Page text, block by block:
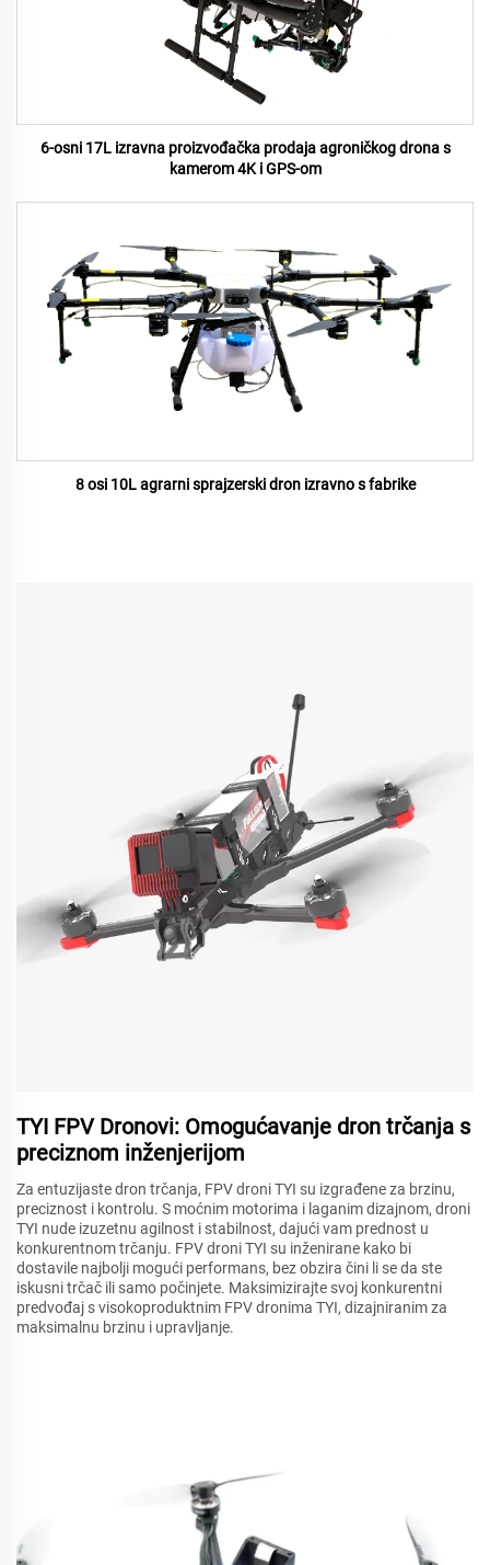
6-osni 17L izravna proizvođačka prodaja agroničkog drona s
kamerom 4K i GPS-om
8 osi 10L agrarni sprajzerski dron izravno s fabrike
TYI FPV Dronovi: Omogućavanje dron trčanja s
preciznom inženjerijom
Za entuzijaste dron trčanja, FPV droni TYI su izgrađene za brzinu,
preciznost i kontrolu. S moćnim motorima i laganim dizajnom, droni
TYI nude izuzetnu agilnost i stabilnost, dajući vam prednost u
konkurentnom trčanju. FPV droni TYI su inženirane kako bi
dostavile najbolji mogući performans, bez obzira čini li se da ste
iskusni trčač ili samo počinjete. Maksimizirajte svoj konkurentni
predvođaj s visokoproduktnim FPV dronima TYI, dizajniranim za
maksimalnu brzinu i upravljanje.